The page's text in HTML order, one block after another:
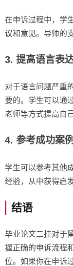
在申诉过程中，学
议和意见。导师的
3. 提高语言表
对于语言问题严重
要的。学生可以通
老师等方式提高自
4. 参考成功案例
学生可以参考其他
经验，从中获得启
结语
毕业论文二挂对于
握正确的申诉流程
位。如果你在申诉